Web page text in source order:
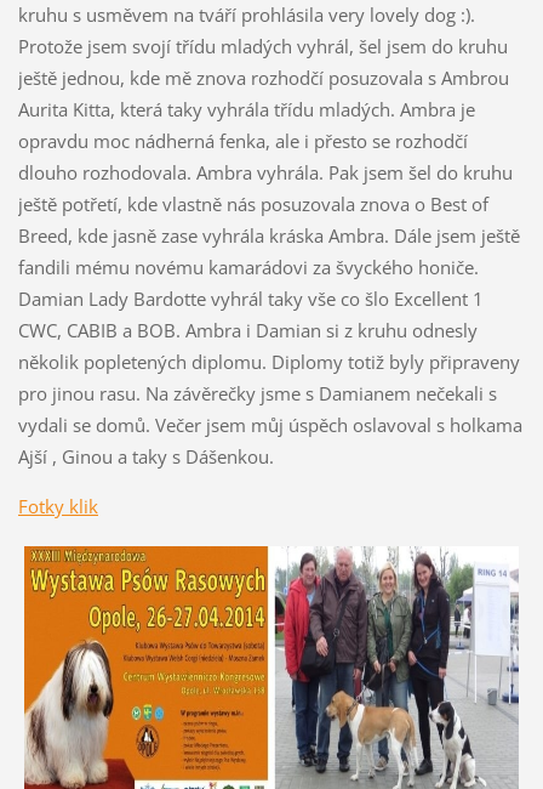
kruhu s usměvem na tváří prohlásila very lovely dog :).
Protože jsem svojí třídu mladých vyhrál, šel jsem do kruhu
ještě jednou, kde mě znova rozhodčí posuzovala s Ambrou
Aurita Kitta, která taky vyhrála třídu mladých. Ambra je
opravdu moc nádherná fenka, ale i přesto se rozhodčí
dlouho rozhodovala. Ambra vyhrála. Pak jsem šel do kruhu
ještě potřetí, kde vlastně nás posuzovala znova o Best of
Breed, kde jasně zase vyhrála kráska Ambra. Dále jsem ještě
fandili mému novému kamarádovi za švyckého honiče.
Damian Lady Bardotte vyhrál taky vše co šlo Excellent 1
CWC, CABIB a BOB. Ambra i Damian si z kruhu odnesly
několik popletených diplomu. Diplomy totiž byly připraveny
pro jinou rasu. Na závěrečky jsme s Damianem nečekali s
vydali se domů. Večer jsem můj úspěch oslavoval s holkama
Ajší , Ginou a taky s Dášenkou.
Fotky klik